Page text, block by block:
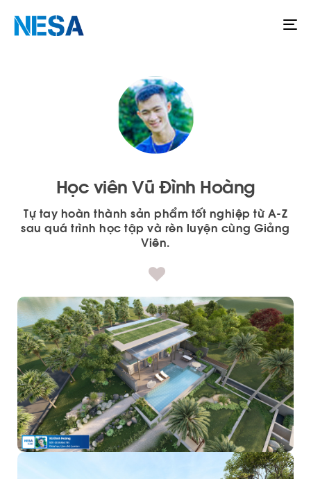
Học viên Vũ Đình Hoàng
Tự tay hoàn thành sản phẩm tốt nghiệp từ A-Z
sau quá trình học tập và rèn luyện cùng Giảng
Viên.